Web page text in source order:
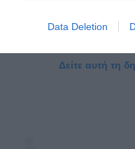
Data Deletion
Δείτε αυτή τη